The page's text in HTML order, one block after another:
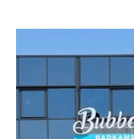
BEZOEK